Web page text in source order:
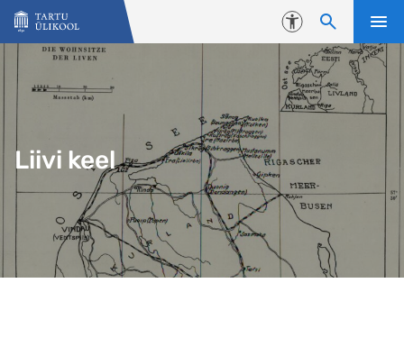
Liigu edasi põhisisu juurde
Juurdepääsetavus
Liivi keel